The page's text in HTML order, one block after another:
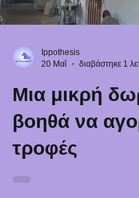
Ippothesis
20 Μαΐ
διαβάστηκε 1
Μια μικρή
βοηθά να
τροφές